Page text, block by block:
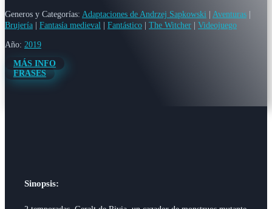
Generos y Categorías: Adaptaciones de Andrzej Sapkowski Aventuras
Brujería
Fantasía medieval Fantástico The Witcher Videojuego
Año: 2019
MÁS INFO
FRASES
Sinopsis: